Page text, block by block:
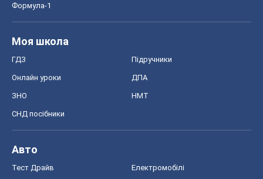
Формула-1
Моя школа
ГДЗ Підручники
Онлайн уроки ДПА
ЗНО НМТ
СНД посібники
Авто
Тест Драйв Електромобілі